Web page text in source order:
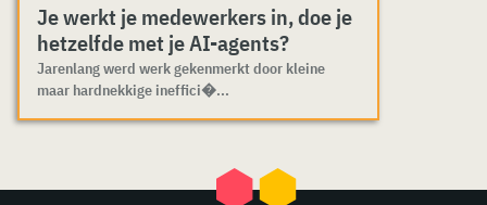
Je werkt je medewerkers in, doe je
hetzelfde met je AI-agents?
Jarenlang werd werk gekenmerkt door kleine
maar hardnekkige ineffici�...